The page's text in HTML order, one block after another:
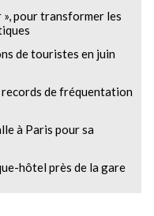
pour transformer les
de touristes en juin
records de fréquentation
à Paris pour sa
hôtel près de la gare